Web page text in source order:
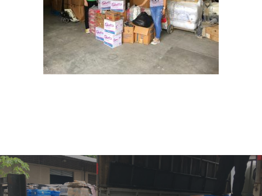
Programas
Adopta un Abuelo
Ángeles de la
Centro de
Listones de Amor
Contacto
Noticias